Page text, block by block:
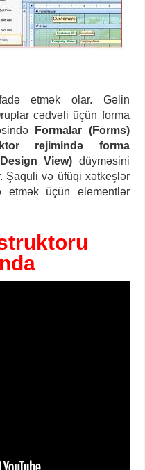
etmək olar. Gəlin
cədvəli üçün forma
Formalar (Forms)
rejimində forma
View) düyməsini
Şaquli və üfüqi xətkeşlər
etmək üçün elementlər